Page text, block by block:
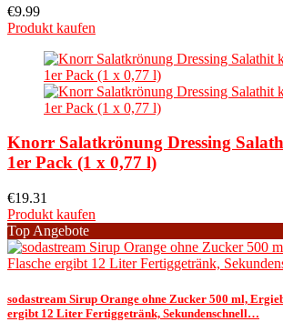
€9.99
Produkt kaufen
Knorr Salatkrönung Dressing
1er Pack (1 x 0,77 l)
€19.31
Produkt kaufen
Top Angebote
sodastream Sirup Orange ohne Zucker 500 ml,
ergibt 12 Liter Fertiggetränk, Sekundenschnell…